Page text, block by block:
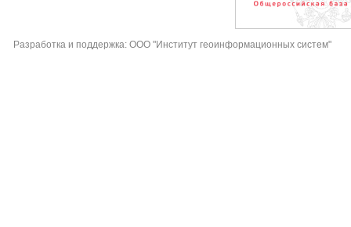
Разработка и поддержка: ООО "Институт геоинформационных систем"